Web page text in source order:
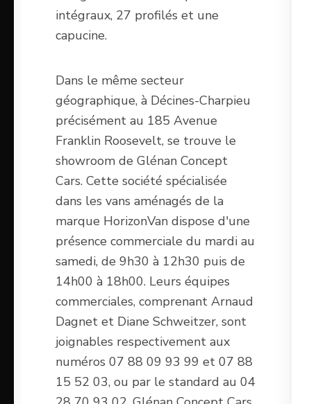
intégraux, 27 profilés et une
capucine.
Dans le même secteur
géographique, à Décines-Charpieu
précisément au 185 Avenue
Franklin Roosevelt, se trouve le
showroom de Glénan Concept
Cars. Cette société spécialisée
dans les vans aménagés de la
marque HorizonVan dispose d'une
présence commerciale du mardi au
samedi, de 9h30 à 12h30 puis de
14h00 à 18h00. Leurs équipes
commerciales, comprenant Arnaud
Dagnet et Diane Schweitzer, sont
joignables respectivement aux
numéros 07 88 09 93 99 et 07 88
15 52 03, ou par le standard au 04